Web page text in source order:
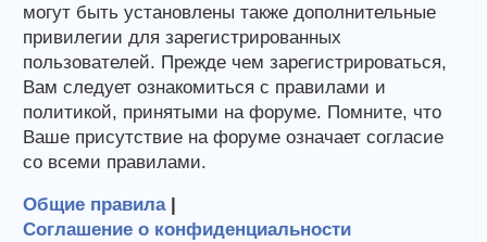
могут быть установлены также дополнительные
привилегии для зарегистрированных
пользователей. Прежде чем зарегистрироваться,
Вам следует ознакомиться с правилами и
политикой, принятыми на форуме. Помните, что
Ваше присутствие на форуме означает согласие
со всеми правилами.
Общие правила|
Соглашение о конфиденциальности